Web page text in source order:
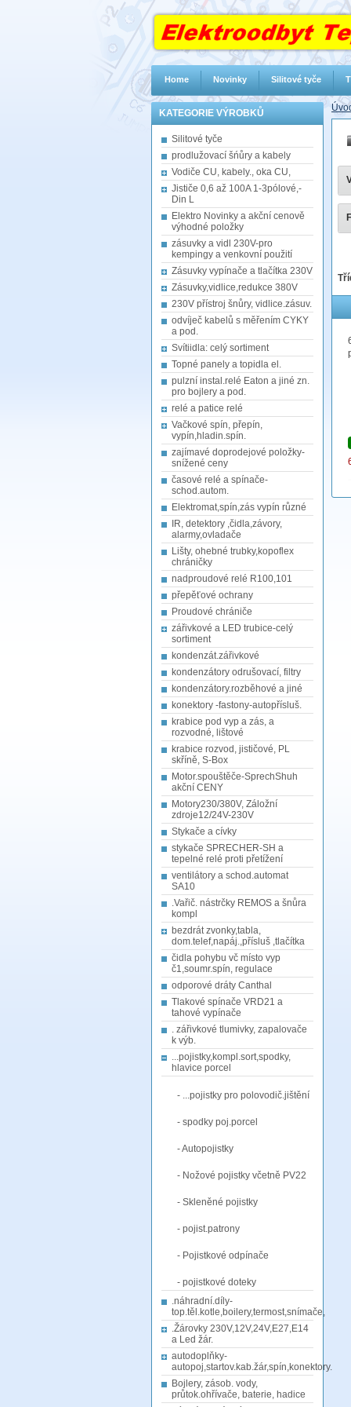
KATEGORIE VÝROBKŮ
Silitové tyče
prodlužovací šńůry a kabely
Vodiče CU, kabely., oka CU,
Jističe 0,6 až 100A 1-3pólové,-
Din L
Elektro Novinky a akční cenově
výhodné položky
zásuvky a vidl 230V-pro
kempingy a venkovní použití
Zásuvky vypínače a tlačítka 230V
Zásuvky,vidlice,redukce 380V
230V přístroj šnůry, vidlice.zásuv.
odvíječ kabelů s měřením CYKY
a pod.
Svítiidla: celý sortiment
Topné panely a topidla el.
pulzní instal.relé Eaton a jiné zn.
pro bojlery a pod.
relé a patice relé
Vačkové spín, přepín,
vypín,hladin.spín.
zajímavé doprodejové položky-
snížené ceny
časové relé a spínače-
schod.autom.
Elektromat,spín,zás vypín různé
IR, detektory ,čidla,závory,
alarmy,ovladače
Lišty, ohebné trubky,kopoflex
chráničky
nadproudové relé R100,101
přepěťové ochrany
Proudové chrániče
zářivkové a LED trubice-celý
sortiment
kondenzát.zářivkové
kondenzátory odrušovací, filtry
kondenzátory.rozběhové a jiné
konektory -fastony-autopřísluš.
krabice pod vyp a zás, a
rozvodné, lištové
krabice rozvod, jističové, PL
skříně, S-Box
Motor.spouštěče-SprechShuh
akční CENY
Motory230/380V, Záložní
zdroje12/24V-230V
Stykače a cívky
stykače SPRECHER-SH a
tepelné relé proti přetížení
ventilátory a schod.automat
SA10
.Vařič. nástrčky REMOS a šnůra
kompl
bezdrát zvonky,tabla,
dom.telef,napáj.,přísluš ,tlačítka
čidla pohybu vč místo vyp
č1,soumr.spín, regulace
odporové dráty Canthal
Tlakové spínače VRD21 a
tahové vypínače
. zářivkové tlumivky, zapalovače
k výb.
...pojistky,kompl.sort,spodky,
hlavice porcel
- ...pojistky pro polovodič.jištění
- spodky poj.porcel
- Autopojistky
- Nožové pojistky včetně PV22
- Skleněné pojistky
- pojist.patrony
- Pojistkové odpínače
- pojistkové doteky
.náhradní.díly-
top.těl.kotle,boilery,termost,snímače,
.Žárovky 230V,12V,24V,E27,E14
a Led žár.
autodoplňky-
autopoj,startov.kab.žár,spín,konektory.
Bojlery, zásob. vody,
průtok.ohřívače, baterie, hadice
Home Novinky Silitové tyče